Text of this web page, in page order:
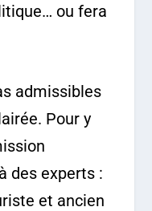
ou fera
admissibles
Pour y
des experts :
et ancien